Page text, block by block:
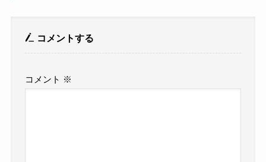
コメントする
コメント ※